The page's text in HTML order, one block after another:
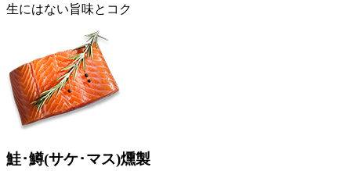
生にはない旨味とコク
鮭･鱒(サケ･マス)燻製